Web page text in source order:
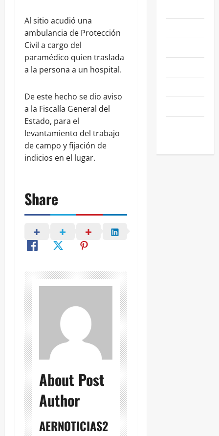
Al sitio acudió una
ambulancia de Protección
Civil a cargo del
paramédico quien traslada
a la persona a un hospital.
De este hecho se dio aviso
a la Fiscalía General del
Estado, para el
levantamiento del trabajo
de campo y fijación de
indicios en el lugar.
Share
About Post
Author
AERNOTICIAS2